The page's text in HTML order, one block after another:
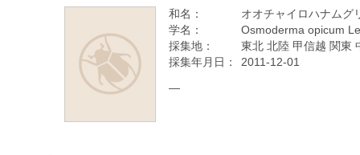
和名：
オオチャイロハナムグ
学名：
Osmoderma opicum
採集地：
東北 北陸 甲信越 関東
採集年月日：
2011-12-01
—